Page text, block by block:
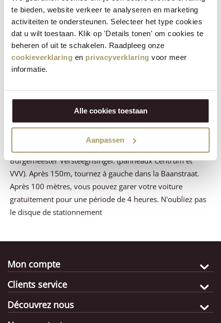
te bieden, website verkeer te analyseren en marketing
activiteiten te ondersteunen. Selecteer het type cookies
dat u wilt toestaan. Klik op 'Details tonen' om cookies te
beheren of uit te schakelen. Raadpleeg onze
cookieverklaring en privacyverklaring voor meer
informatie.
Alle cookies toestaan
Aanpassen
heures de pointe) et 318. Voir :www.ebs-ov.nl. Il n'y a pas
de correspondance ferroviaire à Edam.
Voiture
Depuis la direction d'Amsterdam Depuis le périphérique
d'Amsterdam (A10), prendre la sortie Volendam (S116).
Restez sur la N247 (après Broek in Waterland et
Monnickendam). Vous arriverez à Edam et vous tournerez
à droite aux feux de signalisation. Après 250 mètres,
Burgemeester Versteeghsingel. (panneaux Centrum et
VVV). Après 150m, tournez à gauche dans la Baanstraat.
Après 100 mètres, vous pouvez garer votre voiture
gratuitement pour une période de 4 heures. N'oubliez pas
le disque de stationnement
Mon compte
Clients service
Découvrez nous